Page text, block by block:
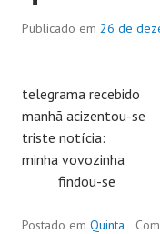
Publicado em 26 de
telegrama recebido
manhã acizentou-se
triste notícia:
minha vovozinha
findou-se
Postado em Quinta